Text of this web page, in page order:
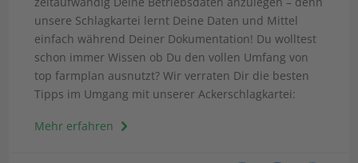
unsere Schlagkartei lernt Deine Daten und Mittel
einfach während Deiner Dokumentation! Du wolltest
schon immer Wissen ob Du den vollen Umfang von
top farmplan ausnutzt? Wir verraten Dir die besten
Tipps im Umgang mit unserer Ackerschlagkartei:
Mehr erfahren